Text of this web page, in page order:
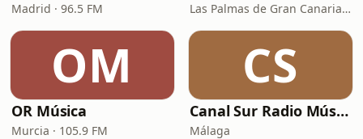
Madrid · 96.5 FM Las Palmas de Gran Canaria · 92.2 FM, 100.2 FM, 98.7 FM
OM
OR Música
Murcia · 105.9 FM
CS
Canal Sur Radio Música
Málaga